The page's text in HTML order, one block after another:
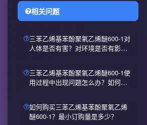
相关问题
三苯乙烯基苯酚聚氧乙烯醚600-1对
人体是否有害？对环境是否有影
三苯乙烯基苯酚聚氧乙烯醚600-1使
用过程中出现问题怎么办？如何获
如何购买三苯乙烯基苯酚聚氧乙烯
醚600-1？最小订购量是多少？